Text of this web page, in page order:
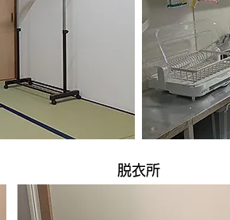
脱衣所